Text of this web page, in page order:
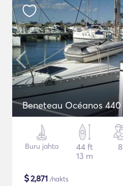
Beneteau Océanos 440
Buru jahta
44 ft
13 m
8
$2,871 /nakts